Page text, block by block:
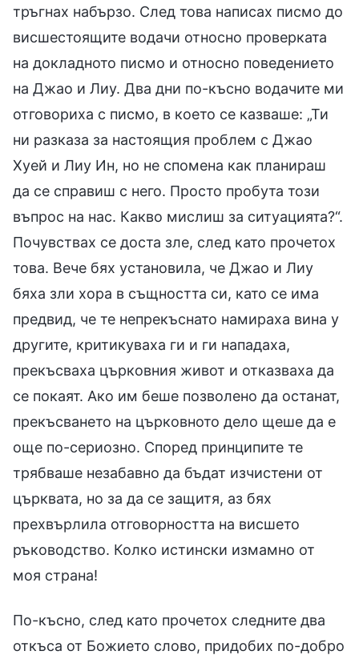
тръгнах набързо. След това написах писмо до
висшестоящите водачи относно проверката
на докладното писмо и относно поведението
на Джао и Лиу. Два дни по-късно водачите ми
отговориха с писмо, в което се казваше: „Ти
ни разказа за настоящия проблем с Джао
Хуей и Лиу Ин, но не спомена как планираш
да се справиш с него. Просто пробута този
въпрос на нас. Какво мислиш за ситуацията?“.
Почувствах се доста зле, след като прочетох
това. Вече бях установила, че Джао и Лиу
бяха зли хора в същността си, като се има
предвид, че те непрекъснато намираха вина у
другите, критикуваха ги и ги нападаха,
прекъсваха църковния живот и отказваха да
се покаят. Ако им беше позволено да останат,
прекъсването на църковното дело щеше да е
още по-сериозно. Според принципите те
трябваше незабавно да бъдат изчистени от
църквата, но за да се защитя, аз бях
прехвърлила отговорността на висшето
ръководство. Колко истински измамно от
моя страна!
По-късно, след като прочетох следните два
откъса от Божието слово, придобих по-добро